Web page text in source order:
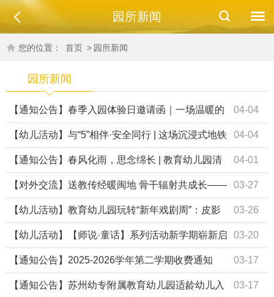
园所新闻
您的位置： 首页 > 园所新闻
园所新闻
04-04
【通知公告】春季入园体验日邀请函｜一场温暖的
成长邀约，邀您和宝贝如约而至 04-04
【幼儿活动】与“5”相伴·安全同行 | 这场沉浸式地铁
安全课，让教育幼儿园萌娃化身“安全小卫士” 04-01
【通知公告】春风化雨，思念绵长 | 教育幼儿园清
明节放假安排 03-27
【对外交流】送教传经暖闽地 骨干辐射共成长——
苏州幼专附属教育幼儿园骨干教师赴福建晋江开展音乐教研
送教活动
03-26
【幼儿活动】教育幼儿园玩转“新年戏剧周”：皮影
戏、戏曲、童话剧……萌娃、老师、爸爸妈妈齐上阵！
（一）
03-20
【幼儿活动】【师说·童话】系列活动新学期崭新启
幕：晨间2分钟，听老师和娃娃们“讲”一座姑苏城 03-17
【通知公告】2025-2026学年第二学期收费通知
03-17
【通知公告】苏州幼专附属教育幼儿园适龄幼儿入